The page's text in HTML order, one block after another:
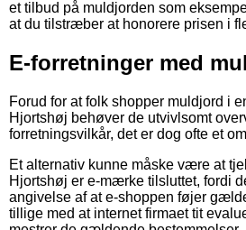
et tilbud på muldjorden som
at du tilstræber at honorere prisen i
E-forretninger med
Forud for at folk shopper muldjord i
Hjortshøj behøver de utvivlsomt
forretningsvilkår, det er dog ofte et
Et alternativ kunne måske være at
Hjortshøj er e-mærke tilsluttet, fordi
angivelse af at e-shoppen føjer
tillige med at internet firmaet tit